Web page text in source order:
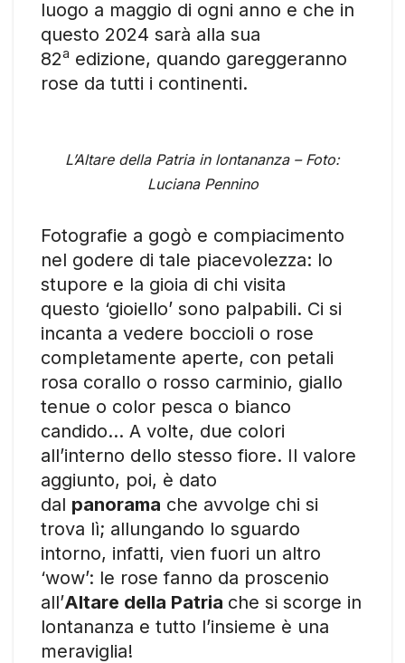
luogo a maggio di ogni anno e che in
questo 2024 sarà alla sua
82a edizione, quando gareggeranno
rose da tutti i continenti.
L’Altare della Patria in lontananza – Foto:
Luciana Pennino
Fotografie a gogò e compiacimento
nel godere di tale piacevolezza: lo
stupore e la gioia di chi visita
questo ‘gioiello’ sono palpabili. Ci si
incanta a vedere boccioli o rose
completamente aperte, con petali
rosa corallo o rosso carminio, giallo
tenue o color pesca o bianco
candido… A volte, due colori
all’interno dello stesso fiore. Il valore
aggiunto, poi, è dato
dal panorama che avvolge chi si
trova lì; allungando lo sguardo
intorno, infatti, vien fuori un altro
‘wow’: le rose fanno da proscenio
all’Altare della Patria che si scorge in
lontananza e tutto l’insieme è una
meraviglia!